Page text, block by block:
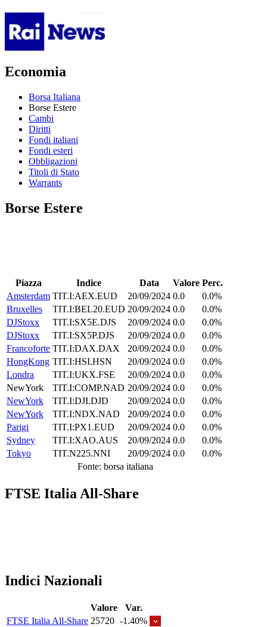
Economia
Borsa Italiana
Borse Estere
Cambi
Diritti
Fondi italiani
Fondi esteri
Obbligazioni
Titoli di Stato
Warrants
Borse Estere
Piazza Indice Data Valore Perc.
Amsterdam TIT.I:AEX.EUD 20/09/2024 0.0
0.0%
Bruxelles
TIT.I:BEL20.EUD 20/09/2024 0.0
0.0%
DJStoxx
TIT.I:SX5E.DJS 20/09/2024 0.0
0.0%
DJStoxx
TIT.I:SX5P.DJS 20/09/2024 0.0
0.0%
Francoforte TIT.I:DAX.DAX 20/09/2024 0.0
0.0%
HongKong TIT.I:HSI.HSN 20/09/2024 0.0
0.0%
Londra
TIT.I:UKX.FSE 20/09/2024 0.0
0.0%
NewYork
TIT.I:COMP.NAD 20/09/2024 0.0
0.0%
NewYork
TIT.I:DJI.DJD 20/09/2024 0.0
0.0%
NewYork
TIT.I:NDX.NAD 20/09/2024 0.0
0.0%
Parigi
TIT.I:PX1.EUD 20/09/2024 0.0
0.0%
Sydney
TIT.I:XAO.AUS 20/09/2024 0.0
0.0%
Tokyo
TIT.N225.NNI 20/09/2024 0.0
0.0%
Fonte: borsa italiana
FTSE Italia All-Share
Indici Nazionali
Valore
Var.
FTSE Italia All-Share 25720 -1.40%